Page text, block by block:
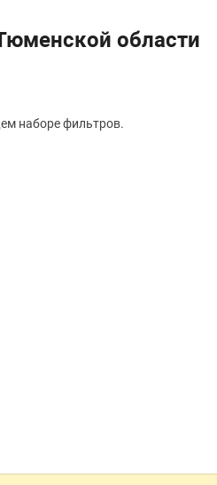
области
наборе фильтров.